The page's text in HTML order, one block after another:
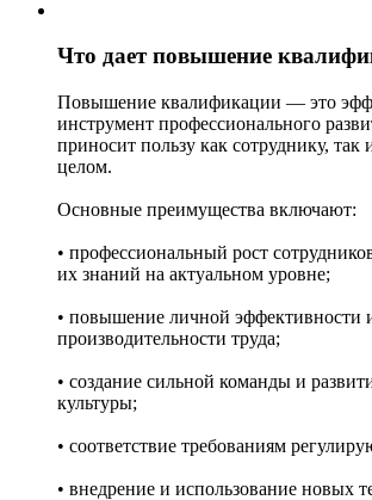
Что дает повышение
Повышение квалификации — это
инструмент профессионального
приносит пользу как сотруднику, так
целом.
Основные преимущества включают:
• профессиональный рост
их знаний на актуальном уровне;
• повышение личной эффективности
производительности труда;
• создание сильной команды и
культуры;
• соответствие требованиям
• внедрение и использование новых